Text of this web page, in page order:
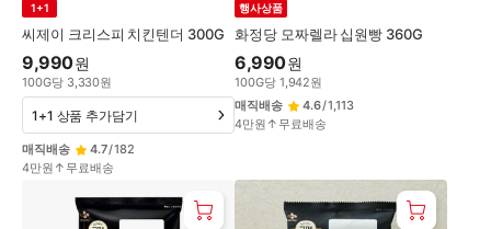
씨제이 크리스피 치킨텐더 300G
1+1
9,990원
100G당 3,330원
매직배송 4.7/182
4만원↑무료배송
1+1 상품 추가담기
화정당 모짜렐라 십원빵 360G
행사상품
6,990원
100G당 1,942원
매직배송
4.6/1,113
4만원↑무료배송